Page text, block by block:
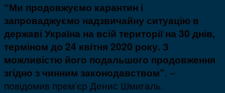
“Ми продовжуємо карантин і
запроваджуємо надзвичайну ситуацію в
державі Україна на всій території на 30 днів,
терміном до 24 квітня 2020 року. З
можливістю його подальшого продовження
згідно з чинним законодавством”, –
повідомив прем’єр Денис Шмигаль.